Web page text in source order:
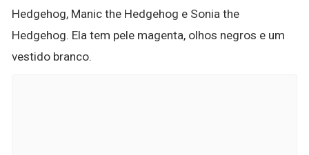
Hedgehog, Manic the Hedgehog e Sonia the
Hedgehog. Ela tem pele magenta, olhos negros e um
vestido branco.